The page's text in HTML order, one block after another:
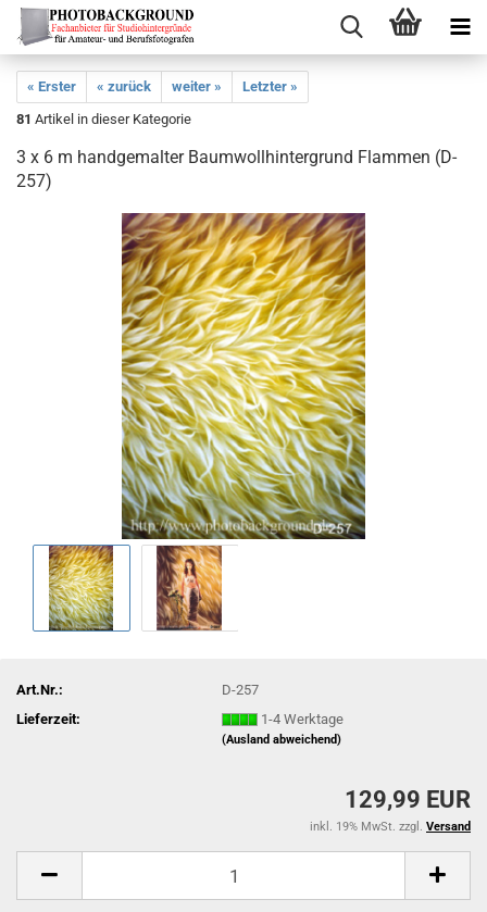
« Erster « zurück weiter »
Letzter »
81 Artikel in dieser Kategorie
3 x 6 m handgemalter Baumwollhintergrund Flammen (D-
257)
Art.Nr.:
D-257
Lieferzeit:
1-4 Werktage
(Ausland abweichend)
129,99 EUR
inkl. 19% MwSt. zzgl. Versand